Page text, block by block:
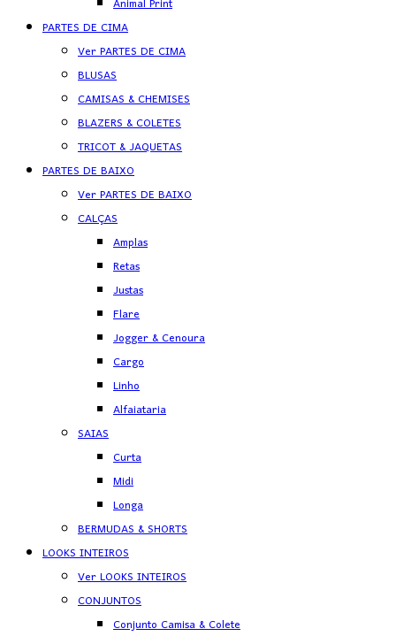
PARTES DE CIMA
Ver PARTES DE CIMA
BLUSAS
CAMISAS & CHEMISES
BLAZERS & COLETES
TRICOT & JAQUETAS
PARTES DE BAIXO
Ver PARTES DE BAIXO
CALÇAS
Amplas
Retas
Justas
Flare
Jogger & Cenoura
Cargo
Linho
Alfaiataria
SAIAS
Curta
Midi
Longa
BERMUDAS & SHORTS
LOOKS INTEIROS
Ver LOOKS INTEIROS
CONJUNTOS
Conjunto Camisa & Colete